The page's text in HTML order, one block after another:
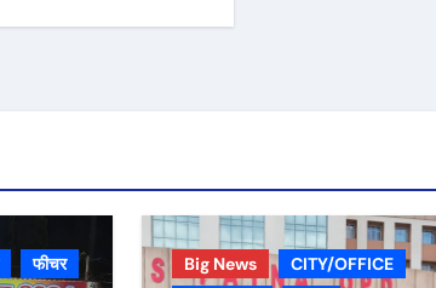
फीचर
Big News
CITY/OFFICE